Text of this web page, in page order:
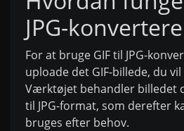
JPG-
For at bruge GIF til JPG-
uploade det GIF-billede, du
Værktøjet behandler billedet
til JPG-format, som derefter
bruges efter behov.